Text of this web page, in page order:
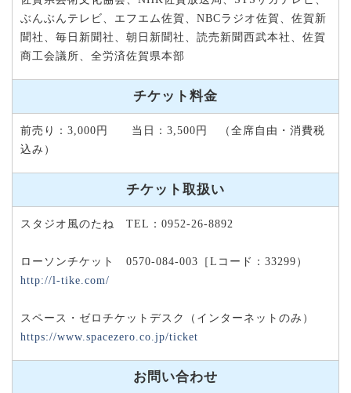
ぶんぶんテレビ、エフエム佐賀、NBCラジオ佐賀、佐賀新
聞社、毎日新聞社、朝日新聞社、読売新聞西武本社、佐賀
商工会議所、全労済佐賀県本部
チケット料金
前売り：3,000円 当日：3,500円 （全席自由・消費税
込み）
チケット取扱い
スタジオ風のたね TEL：0952-26-8892
ローソンチケット 0570-084-003［Lコード：33299）
http://l-tike.com/
スペース・ゼロチケットデスク（インターネットのみ）
https://www.spacezero.co.jp/ticket
お問い合わせ